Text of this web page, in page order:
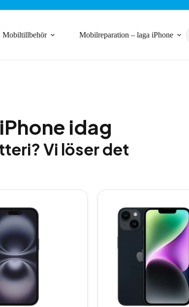
Mobiltillbehör Mobilreparation – laga iPhone
idag
Vi löser det